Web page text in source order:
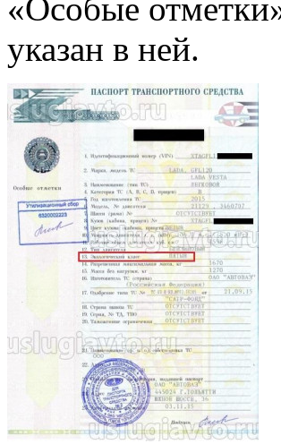
«Особые
указан в ней.